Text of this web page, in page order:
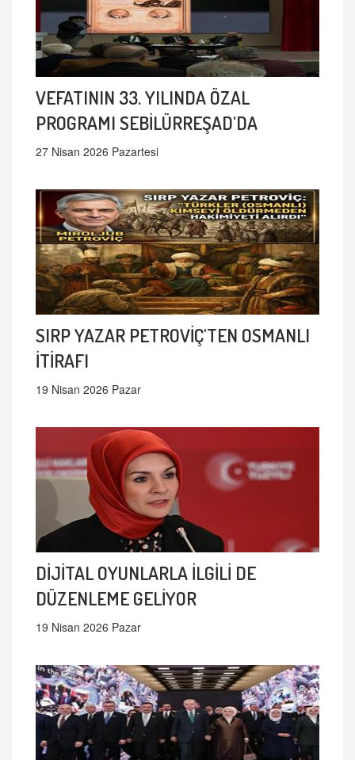
VEFATININ 33. YILINDA ÖZAL
PROGRAMI SEBİLÜRREŞAD'DA
27 Nisan 2026 Pazartesi
SIRP YAZAR PETROVİÇ'TEN OSMANLI
İTİRAFI
19 Nisan 2026 Pazar
DİJİTAL OYUNLARLA İLGİLİ DE
DÜZENLEME GELİYOR
19 Nisan 2026 Pazar